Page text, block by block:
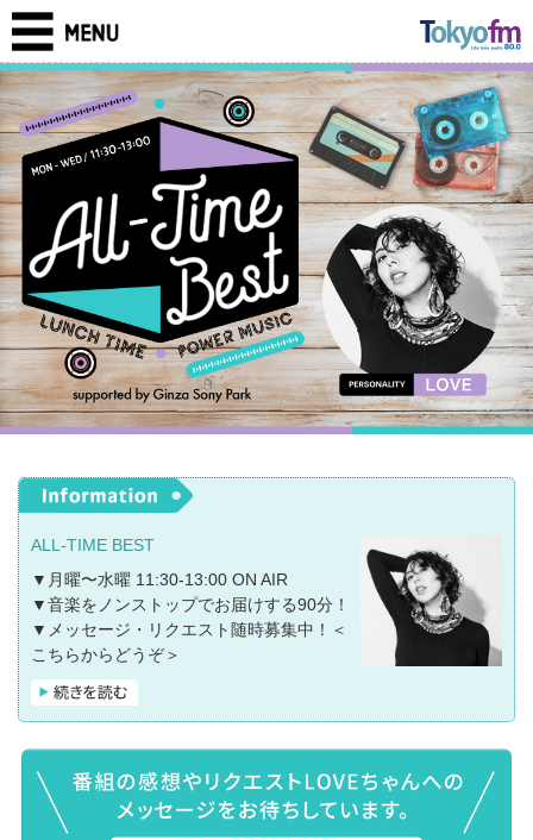
ALL-TIME BEST
▼月曜〜水曜 11:30-13:00 ON AIR
▼音楽をノンストップでお届けする90分！
▼メッセージ・リクエスト随時募集中！ ＜
こちらからどうぞ＞
★★★「ALL-TIME BEST〜LUNCH TIME
POWER MUSIC〜supprted by Ginza Sony